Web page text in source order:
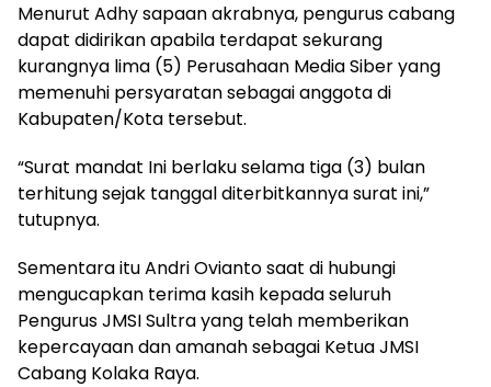
Menurut Adhy sapaan akrabnya, pengurus cabang
dapat didirikan apabila terdapat sekurang
kurangnya lima (5) Perusahaan Media Siber yang
memenuhi persyaratan sebagai anggota di
Kabupaten/Kota tersebut.
“Surat mandat Ini berlaku selama tiga (3) bulan
terhitung sejak tanggal diterbitkannya surat ini,”
tutupnya.
Sementara itu Andri Ovianto saat di hubungi
mengucapkan terima kasih kepada seluruh
Pengurus JMSI Sultra yang telah memberikan
kepercayaan dan amanah sebagai Ketua JMSI
Cabang Kolaka Raya.